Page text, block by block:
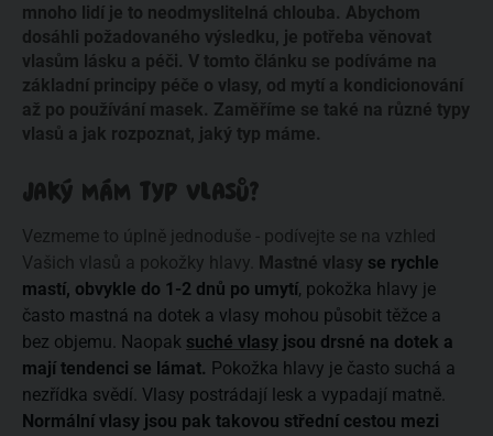
mnoho lidí je to neodmyslitelná chlouba. Abychom
dosáhli požadovaného výsledku, je potřeba věnovat
vlasům lásku a péči. V tomto článku se podíváme na
základní principy péče o vlasy, od mytí a kondicionování
až po používání masek. Zaměříme se také na různé typy
vlasů a jak rozpoznat, jaký typ máme.
JAKÝ MÁM TYP VLASŮ?
Vezmeme to úplně jednoduše - podívejte se na vzhled
Vašich vlasů a pokožky hlavy.
Mastné vlasy se rychle
mastí, obvykle do 1-2 dnů po umytí, pokožka hlavy je
často mastná na dotek a vlasy mohou působit těžce a
bez objemu. Naopak suché vlasy jsou drsné na dotek a
mají tendenci se lámat. Pokožka hlavy je často suchá a
nezřídka svědí. Vlasy postrádají lesk a vypadají matně.
Normální vlasy jsou pak takovou střední cestou mezi